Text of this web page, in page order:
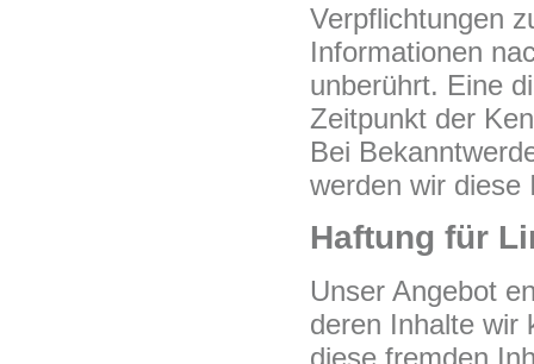
Verpflichtungen
Informationen
unberührt. Eine
Zeitpunkt der
Bei
werden wir diese
Haftung für
Unser Angebot
deren Inhalte wir
diese fremden